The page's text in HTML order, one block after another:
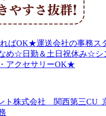
ばOK★運送会社の事務ス
め☆日勤＆土日祝休み☆シ
アクセサリーOK★
ト株式会社 関西第三CU_